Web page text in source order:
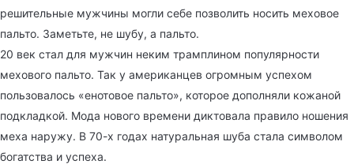
решительные мужчины могли себе позволить носить меховое
пальто. Заметьте, не шубу, а пальто.
20 век стал для мужчин неким трамплином популярности
мехового пальто. Так у американцев огромным успехом
пользовалось «енотовое пальто», которое дополняли кожаной
подкладкой. Мода нового времени диктовала правило ношения
меха наружу. В 70-х годах натуральная шуба стала символом
богатства и успеха.